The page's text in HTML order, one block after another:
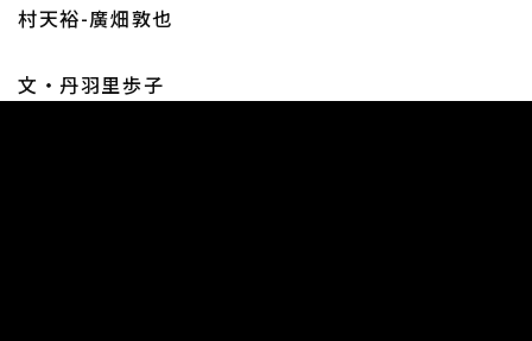
村天裕-廣畑敦也
文・丹羽里歩子